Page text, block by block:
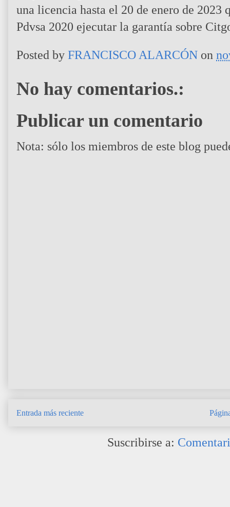
una licencia hasta el 20 de enero de 2023
Pdvsa 2020 ejecutar la garantía sobre
Posted by FRANCISCO ALARCÓN on
No hay comentarios.:
Publicar un comentario
Nota: sólo los miembros de este blog
Entrada más reciente
Suscribirse a: